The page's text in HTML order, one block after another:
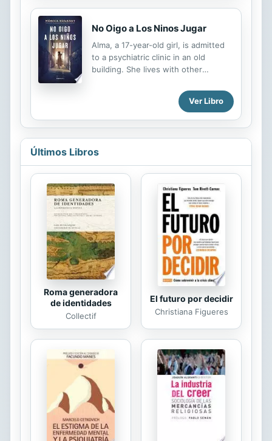
No Oigo a Los Ninos Jugar
Alma, a 17-year-old girl, is admitted
to a psychiatric clinic in an old
building. She lives with other
whom only she can see. Little by
little, the history of the building and
its former occupants becomes
entangled with Alma's reality and
Ver Libro
Últimos Libros
Roma generadora
de identidades
Collectif
El futuro por decidir
Christiana Figueres